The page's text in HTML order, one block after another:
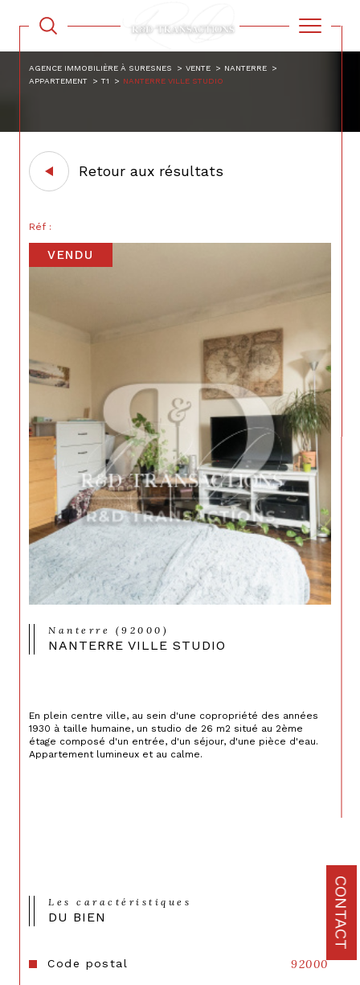
CONTACT
AGENCE IMMOBILIÈRE À SURESNES VENTE
NANTERRE
APPARTEMENT
T1 NANTERRE VILLE STUDIO
Retour aux résultats
Réf :
VENDU
Nanterre (92000)
NANTERRE VILLE STUDIO
En plein centre ville, au sein d'une copropriété des années
1930 à taille humaine, un studio de 26 m2 situé au 2ème
étage composé d'un entrée, d'un séjour, d'une pièce d'eau.
Appartement lumineux et au calme.
Les caractéristiques
DU BIEN
Code postal 92000